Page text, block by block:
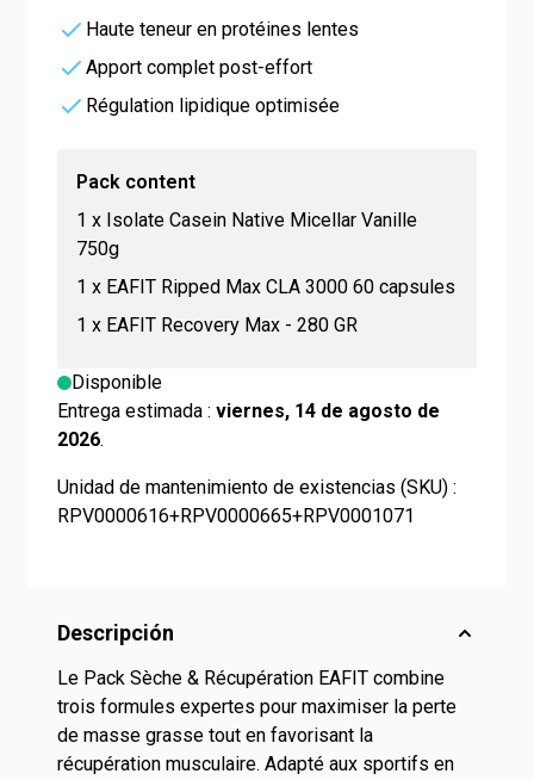
Haute teneur en protéines lentes
Apport complet post-effort
Régulation lipidique optimisée
Pack content
1 x Isolate Casein Native Micellar Vanille
750g
1 x EAFIT Ripped Max CLA 3000 60 capsules
1 x EAFIT Recovery Max - 280 GR
Disponible
Entrega estimada : viernes, 14 de agosto de
2026.
Unidad de mantenimiento de existencias (SKU) :
RPV0000616+RPV0000665+RPV0001071
Descripción
Le Pack Sèche & Récupération EAFIT combine
trois formules expertes pour maximiser la perte
de masse grasse tout en favorisant la
récupération musculaire. Adapté aux sportifs en